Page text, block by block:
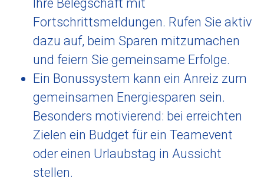
Ihre Belegschaft mit
Fortschrittsmeldungen. Rufen Sie aktiv
dazu auf, beim Sparen mitzumachen
und feiern Sie gemeinsame Erfolge.
Ein Bonussystem kann ein Anreiz zum
gemeinsamen Energiesparen sein.
Besonders motivierend: bei erreichten
Zielen ein Budget für ein Teamevent
oder einen Urlaubstag in Aussicht
stellen.